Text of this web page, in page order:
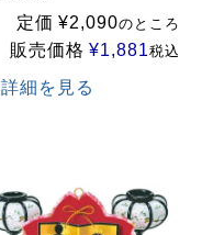
定価 ¥2,090のところ
販売価格 ¥1,881税込
詳細を見る